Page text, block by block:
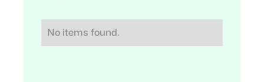
No items found.